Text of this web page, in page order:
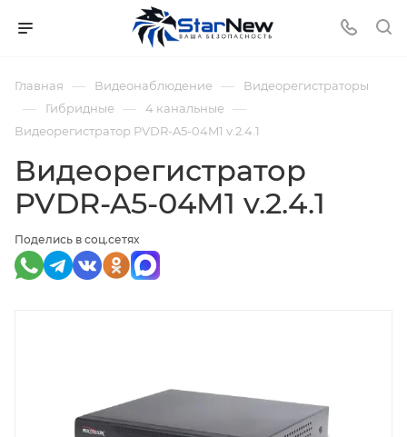
Главная — Видеонаблюдение — Видеорегистраторы
— Гибридные — 4 канальные —
Видеорегистратор PVDR-A5-04M1 v.2.4.1
Поделись в соц.сетях
Видеорегистратор
PVDR-A5-04M1 v.2.4.1